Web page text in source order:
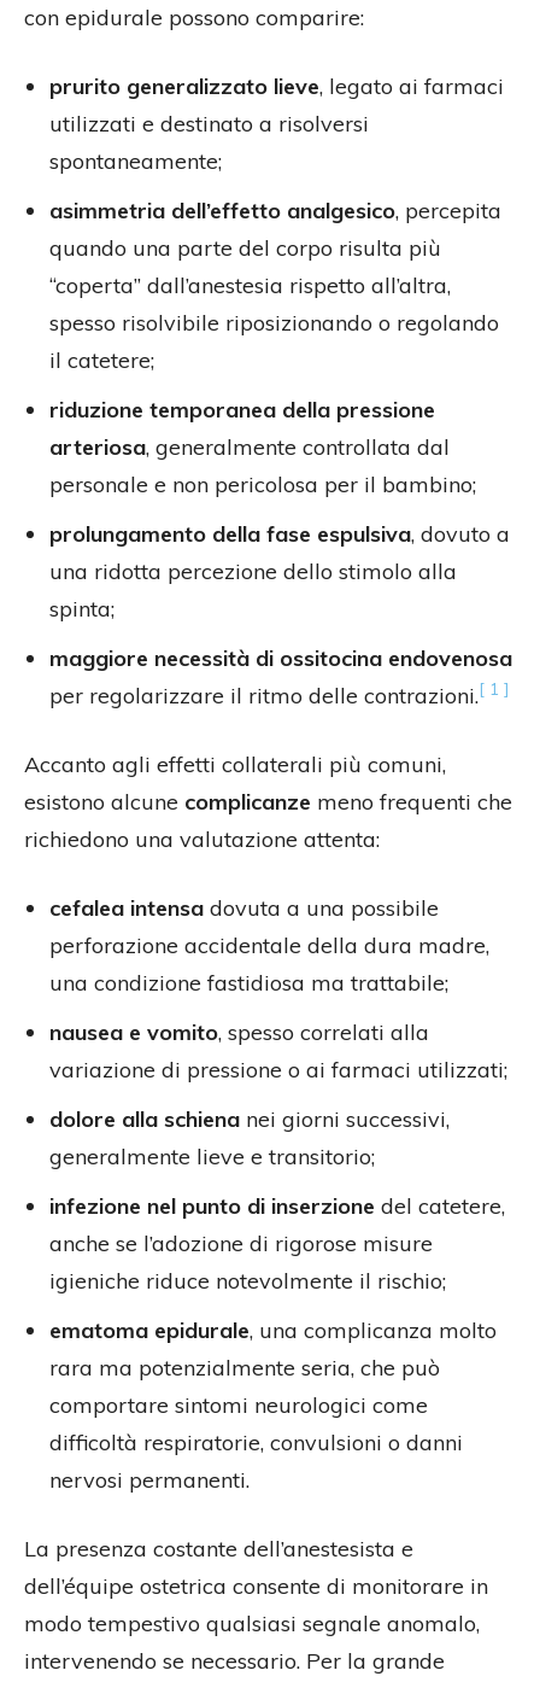
con epidurale possono comparire:
prurito generalizzato lieve, legato ai farmaci
utilizzati e destinato a risolversi
spontaneamente;
asimmetria dell’effetto analgesico, percepita
quando una parte del corpo risulta più
“coperta” dall’anestesia rispetto all’altra,
spesso risolvibile riposizionando o regolando
il catetere;
riduzione temporanea della pressione
arteriosa, generalmente controllata dal
personale e non pericolosa per il bambino;
prolungamento della fase espulsiva, dovuto a
una ridotta percezione dello stimolo alla
spinta;
maggiore necessità di ossitocina endovenosa
per regolarizzare il ritmo delle contrazioni.[ 1 ]
Accanto agli effetti collaterali più comuni,
esistono alcune complicanze meno frequenti che
richiedono una valutazione attenta:
cefalea intensa dovuta a una possibile
perforazione accidentale della dura madre,
una condizione fastidiosa ma trattabile;
nausea e vomito, spesso correlati alla
variazione di pressione o ai farmaci utilizzati;
dolore alla schiena nei giorni successivi,
generalmente lieve e transitorio;
infezione nel punto di inserzione del catetere,
anche se l’adozione di rigorose misure
igieniche riduce notevolmente il rischio;
ematoma epidurale, una complicanza molto
rara ma potenzialmente seria, che può
comportare sintomi neurologici come
difficoltà respiratorie, convulsioni o danni
nervosi permanenti.
La presenza costante dell’anestesista e
dell’équipe ostetrica consente di monitorare in
modo tempestivo qualsiasi segnale anomalo,
intervenendo se necessario. Per la grande